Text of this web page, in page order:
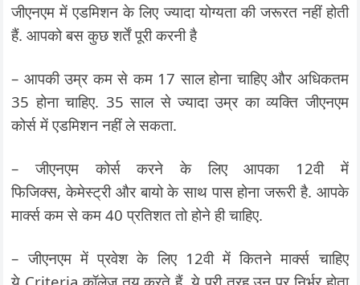
जीएनएम में एडमिशन के लिए ज्यादा योग्यता की जरूरत नहीं होती
हैं. आपको बस कुछ शर्तें पूरी करनी है
– आपकी उम्र कम से कम 17 साल होना चाहिए और अधिकतम
35 होना चाहिए. 35 साल से ज्यादा उम्र का व्यक्ति जीएनएम
कोर्स में एडमिशन नहीं ले सकता.
– जीएनएम कोर्स करने के लिए आपका 12वी में
फिजिक्स, केमेस्ट्री और बायो के साथ पास होना जरूरी है. आपके
मार्क्स कम से कम 40 प्रतिशत तो होने ही चाहिए.
– जीएनएम में प्रवेश के लिए 12वी में कितने मार्क्स चाहिए